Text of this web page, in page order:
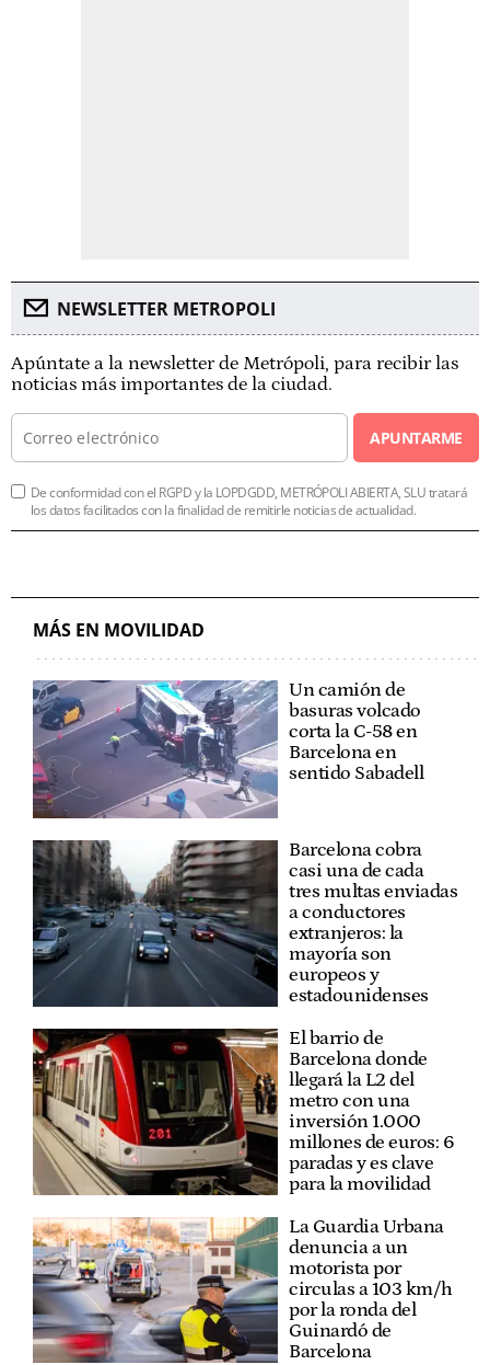
NEWSLETTER METROPOLI
Apúntate a la newsletter de Metrópoli, para recibir las
noticias más importantes de la ciudad.
APUNTARME
De conformidad con el RGPD y la LOPDGDD, METRÓPOLI ABIERTA, SLU tratará
los datos facilitados con la finalidad de remitirle noticias de actualidad.
MÁS EN MOVILIDAD
Un camión de
basuras volcado
corta la C-58 en
Barcelona en
sentido Sabadell
Barcelona cobra
casi una de cada
tres multas enviadas
a conductores
extranjeros: la
mayoría son
europeos y
estadounidenses
El barrio de
Barcelona donde
llegará la L2 del
metro con una
inversión 1.000
millones de euros: 6
paradas y es clave
para la movilidad
La Guardia Urbana
denuncia a un
motorista por
circulas a 103 km/h
por la ronda del
Guinardó de
Barcelona